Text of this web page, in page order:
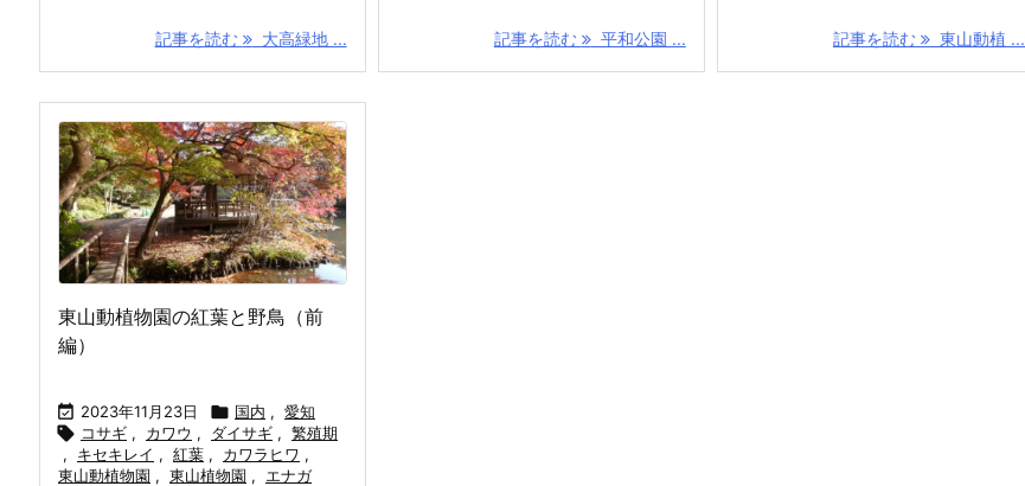
記事を読む 大高緑地 ... 記事を読む 平和公園 ... 記事を読む 東山動植 ...
東山動植物園の紅葉と野鳥（前
編）
 2023年11月23日  国内 , 愛知
 コサギ , カワウ , ダイサギ , 繁殖期
,
キセキレイ , 紅葉 , カワラヒワ ,
東山動植物園 , 東山植物園 , エナガ